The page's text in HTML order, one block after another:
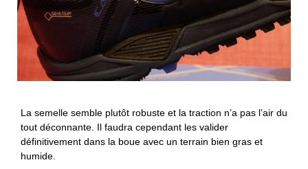
La semelle semble plutôt robuste et la traction n’a pas l’air du
tout déconnante. Il faudra cependant les valider
définitivement dans la boue avec un terrain bien gras et
humide.